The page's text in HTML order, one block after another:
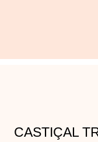
CASTIÇAL